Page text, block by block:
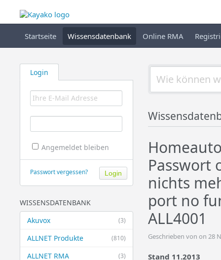
Startseite Wissensdatenbank Online RMA
Login
Angemeldet bleiben
Passwort vergessen?
WISSENSDATENBANK
(3)
Akuvox
(810)
ALLNET Produkte
(3)
ALLNET RMA
Passwort
nichts
port no
ALL4001
Geschrieben von on 28
Stand 11.2013